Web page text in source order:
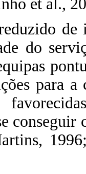
et al.,
de
do
para a
conseguir